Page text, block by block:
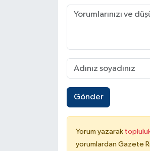
Gönder
Yorum yazarak topluluk
yorumlardan Gazete